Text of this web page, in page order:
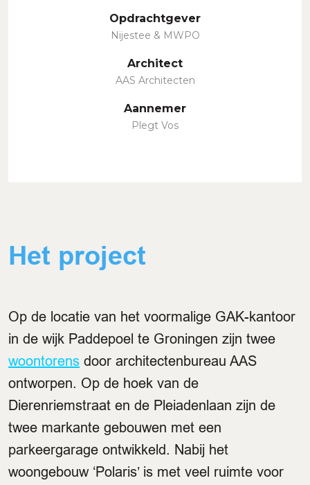
Opdrachtgever
Nijestee & MWPO
Architect
AAS Architecten
Aannemer
Plegt Vos
Het project
Op de locatie van het voormalige GAK-kantoor
in de wijk Paddepoel te Groningen zijn twee
woontorens door architectenbureau AAS
ontworpen. Op de hoek van de
Dierenriemstraat en de Pleiadenlaan zijn de
twee markante gebouwen met een
parkeergarage ontwikkeld. Nabij het
woongebouw ‘Polaris’ is met veel ruimte voor